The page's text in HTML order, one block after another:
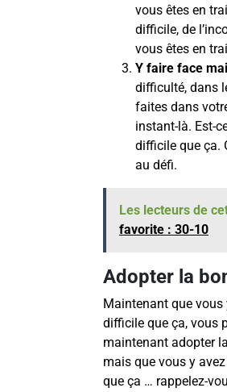
vous êtes en
difficile, de
vous êtes en
Y faire face
difficulté, dans
faites dans
instant-là. Est-
difficile que ça.
au défi.
Les lecteurs de
favorite : 30-10
Adopter la
Maintenant que vous
difficile que ça, vous
maintenant adopter
mais que vous y
que ça … rappelez-